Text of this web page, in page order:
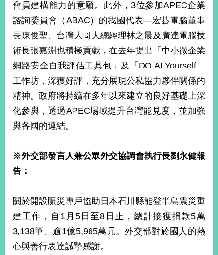
本
部
相
關
網
站
部
長
信
箱
粉
絲
專
頁
LINEInstagram
X平台
(原推特)
APPYouTube
RSS
政
府
網
站
會員建構能力的意願。此外，3位參加APEC企業
諮詢委員會（ABAC）的我國代表—宏碁電腦董事
長陳俊聖、台灣大哥大總經理林之晨及廣達電腦技
術長張嘉淵也積極貢獻，在去年提出「中小微企業
網路安全自我評估工具包」及「DO AI Yourself」
工作坊，深獲好評，充分展現公私協力夥伴關係的
精神。政府將持續在多年以來建立的良好基礎上深
化參與，透過APEC場域提升台灣能見度，並加強
與各國的連結。
※外交部發言人兼公眾外交協調會執行長劉永健報
告：
關於開設賑災專戶協助日本石川縣能登半島震災重
建工作，自1月5日至8日止，總計接獲捐款5萬
3,138筆、逾1億5,965萬元。外交部對於國人的熱
心與善行表達誠摯感謝。